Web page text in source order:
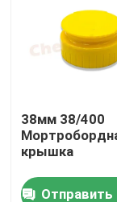
Продукты
Ролики
38мм 38/400
крышка
Отправить